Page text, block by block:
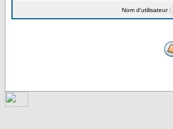
Nom d'utilisateur :